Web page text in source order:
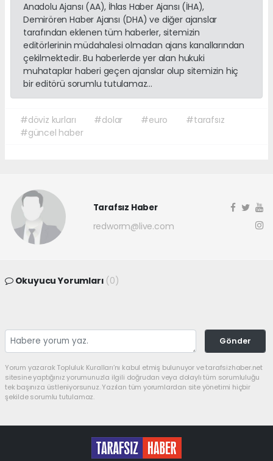
Anadolu Ajansı (AA), İhlas Haber Ajansı (İHA),
Demirören Haber Ajansı (DHA) ve diğer ajanslar
tarafından eklenen tüm haberler, sitemizin
editörlerinin müdahalesi olmadan ajans kanallarından
çekilmektedir. Bu haberlerde yer alan hukuki
muhataplar haberi geçen ajanslar olup sitemizin hiç
bir editörü sorumlu tutulamaz...
#döviz kurları #dolar #euro
#tarafsız
#güncel haber
Tarafsız Haber
redworm@live.com
Okuyucu Yorumları (0)
Gönder
Yorum yazarak Topluluk Kuralları’nı kabul etmiş bulunuyor ve tarafsizhaber.net
sitesine yaptığınız yorumunuzla ilgili doğrudan veya dolaylı tüm sorumluluğu
tek başınıza üstleniyorsunuz. Yazılan tüm yorumlardan site yönetimi hiçbir
şekilde sorumlu tutulamaz.